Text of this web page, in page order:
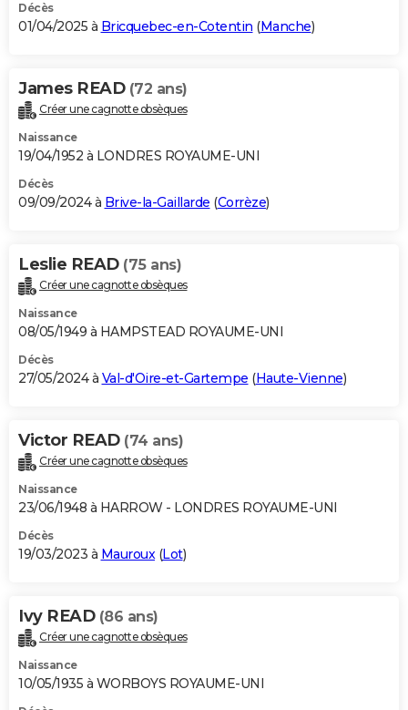
Décès
01/04/2025 à Bricquebec-en-Cotentin (Manche)
James READ (72 ans)
Créer une cagnotte obsèques
Naissance
19/04/1952 à LONDRES ROYAUME-UNI
Décès
09/09/2024 à Brive-la-Gaillarde (Corrèze)
Leslie READ (75 ans)
Créer une cagnotte obsèques
Naissance
08/05/1949 à HAMPSTEAD ROYAUME-UNI
Décès
27/05/2024 à Val-d'Oire-et-Gartempe (Haute-Vienne)
Victor READ (74 ans)
Créer une cagnotte obsèques
Naissance
23/06/1948 à HARROW - LONDRES ROYAUME-UNI
Décès
19/03/2023 à Mauroux(Lot)
Ivy READ (86 ans)
Créer une cagnotte obsèques
Naissance
10/05/1935 à WORBOYS ROYAUME-UNI